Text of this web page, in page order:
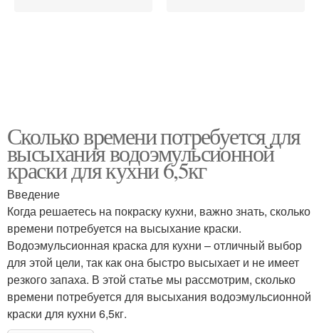
Сколько времени потребуется для
высыхания водоэмульсионной
краски для кухни 6,5кг
Введение
Когда решаетесь на покраску кухни, важно знать, сколько
времени потребуется на высыхание краски.
Водоэмульсионная краска для кухни – отличный выбор
для этой цели, так как она быстро высыхает и не имеет
резкого запаха. В этой статье мы рассмотрим, сколько
времени потребуется для высыхания водоэмульсионной
краски для кухни 6,5кг.